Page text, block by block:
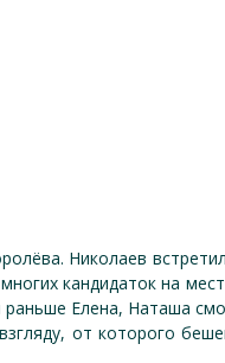
Николаев
кандидаток на
Елена, Наташа
от которого